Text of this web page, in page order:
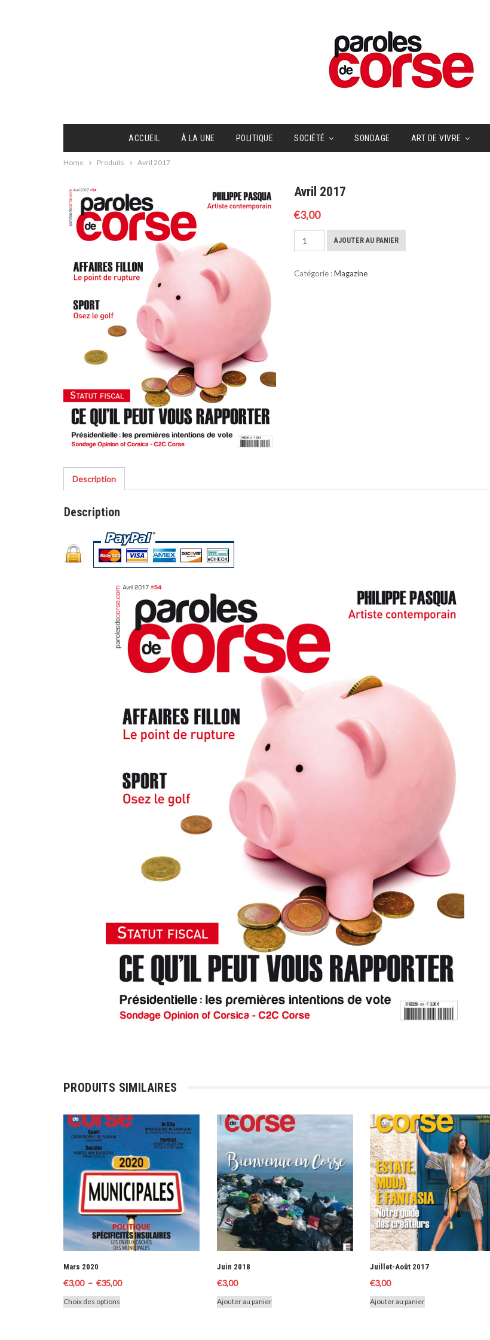
ACCUEIL À LA UNE POLITIQUE SOCIÉTÉ SONDAGE ART DE VIVRE
Home Produits Avril 2017
Avril 2017
€3,00
de
2017
AJOUTER AU PANIER
Catégorie :Magazine
Description
Description
PRODUITS SIMILAIRES
Mars 2020
€3,00 – €35,00Plage
Choix des options
Juin 2018
€3,00
Ajouter au panier
Juillet-Août 2017
€3,00
Ajouter au panier